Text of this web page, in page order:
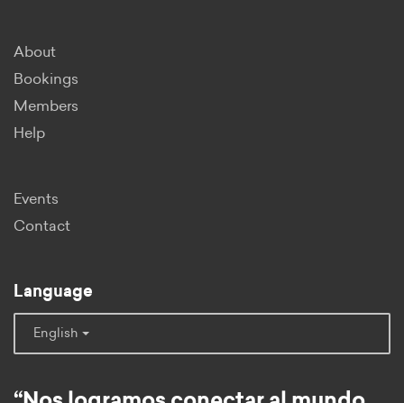
About
Bookings
Members
Help
Events
Contact
Language
English